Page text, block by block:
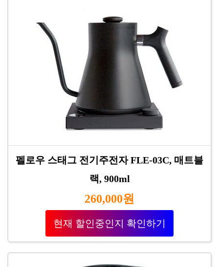
펠로우 스태그 전기주전자 FLE-03C, 매트블
랙, 900ml
260,000원
현재 할인중인지 확인하기